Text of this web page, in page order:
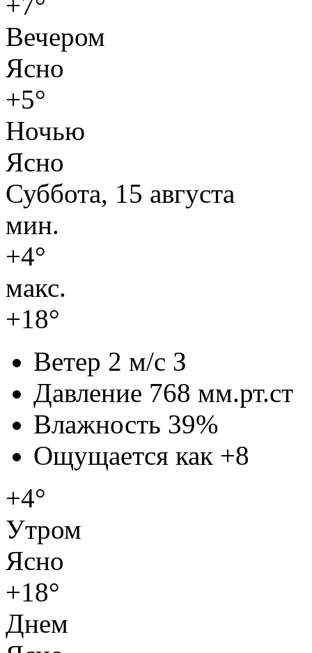
Вечером
Ясно
+5°
Ночью
Ясно
Суббота, 15 августа
мин.
+4°
макс.
+18°
Ветер 2 м/с З
Давление 768 мм.рт.ст
Влажность 39%
Ощущается как +8
+4°
Утром
Ясно
+18°
Днем